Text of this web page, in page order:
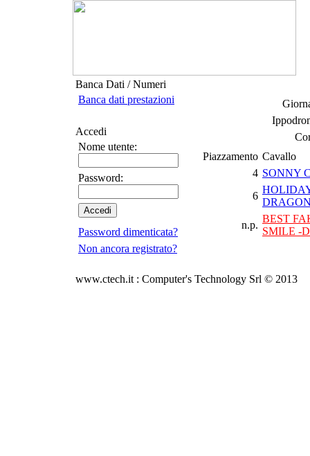
Banca Dati / Numeri
Banca dati prestazioni
Accedi
Nome utente:
Password:
Password dimenticata?
Non ancora registrato?
Piazzamento Cavallo
4 SONNY
6
n.p.
BEST
SMILE -
www.ctech.it : Computer's Technology Srl © 2013